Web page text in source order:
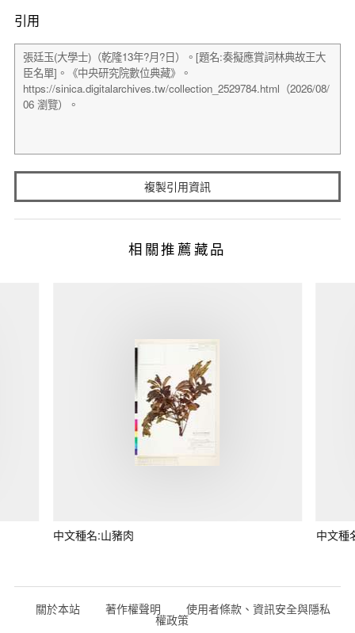
引用
複製引用資訊
相關推薦藏品
中文種名:山豬肉 中文種
關於本站 著作權聲明 使用者條款、資訊安全與隱私
權政策